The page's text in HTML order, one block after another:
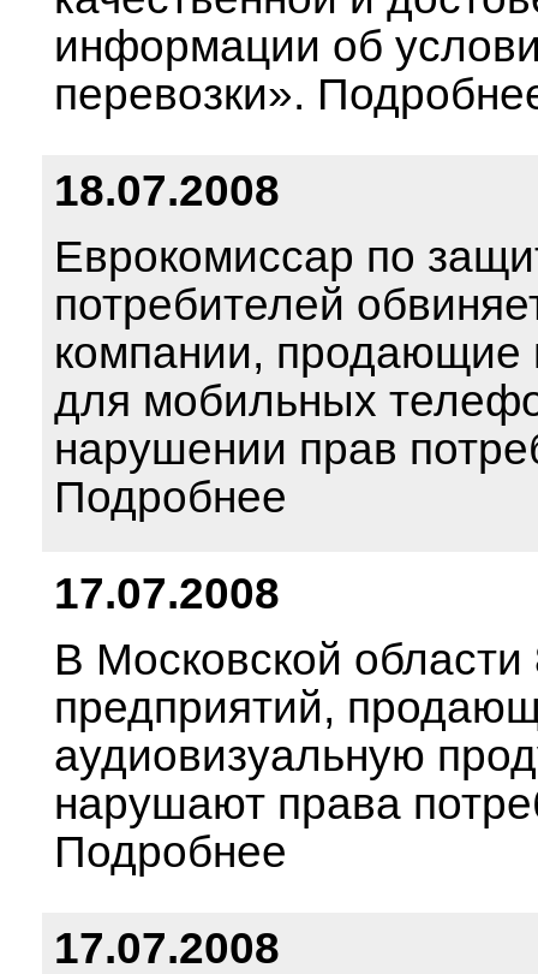
информации об
перевозки».
18.07.2008
Еврокомиссар по
потребителей
компании, продающие
для мобильных
нарушении прав
Подробнее
17.07.2008
В Московской области
предприятий,
аудиовизуальную
нарушают права
Подробнее
17.07.2008